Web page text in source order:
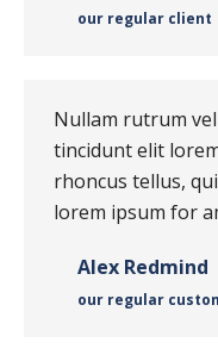
our regular client
Nullam rutrum
tincidunt elit
rhoncus tellus,
lorem ipsum for
Alex Redmind
our regular